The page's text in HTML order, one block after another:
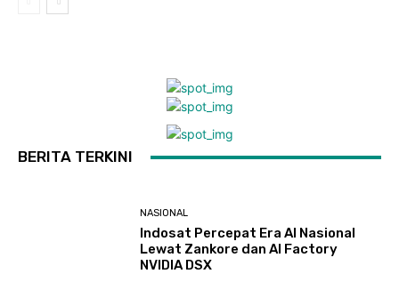
BERITA TERKINI
NASIONAL
Indosat Percepat Era AI Nasional
Lewat Zankore dan AI Factory
NVIDIA DSX